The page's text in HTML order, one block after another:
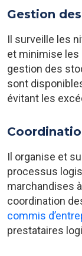
Gestion
Il surveille les
et minimise
gestion des
sont
évitant les
Il organise et
processus
marchandises
coordination
commis
prestataires